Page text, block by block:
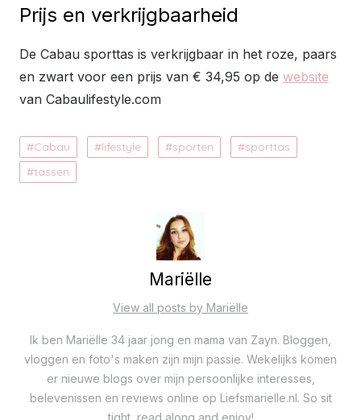
Prijs en verkrijgbaarheid
De Cabau sporttas is verkrijgbaar in het roze, paars
en zwart voor een prijs van € 34,95 op de website
van Cabaulifestyle.com
Cabau lifestyle sporten
sporttas
tassen
Mariëlle
View all posts by Mariëlle
Ik ben Mariëlle 34 jaar jong en mama van Zayn. Bloggen,
vloggen en foto's maken zijn mijn passie. Wekelijks komen
er nieuwe blogs over mijn persoonlijke interesses,
belevenissen en reviews online op Liefsmarielle.nl. So sit
tight, read along and enjoy!